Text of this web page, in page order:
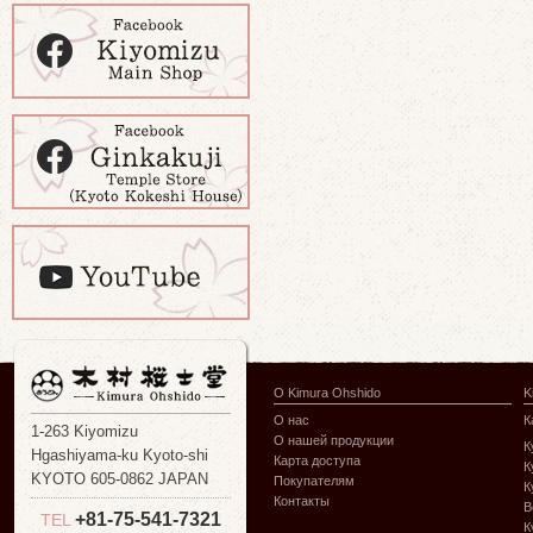
1-263 Kiyomizu
Hgashiyama-ku Kyoto-shi
KYOTO 605-0862 JAPAN
TEL +81-75-541-7321
О Kimura Ohshido
О нас
О нашей продукции
Карта доступа
Покупателям
Контакты